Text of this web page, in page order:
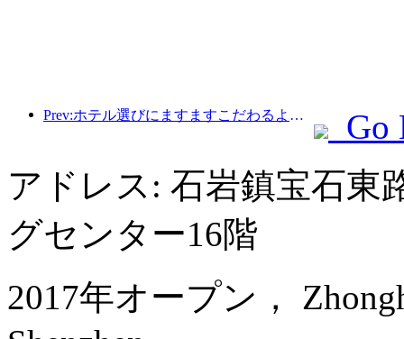
Prev:ホテル選びにますますこだわるようになりましたか?中級・高級ブランドはどれも細部にこだわっている
Go
アドレス: 石岩鎮宝石東
グセンター16階
2017年オープン，